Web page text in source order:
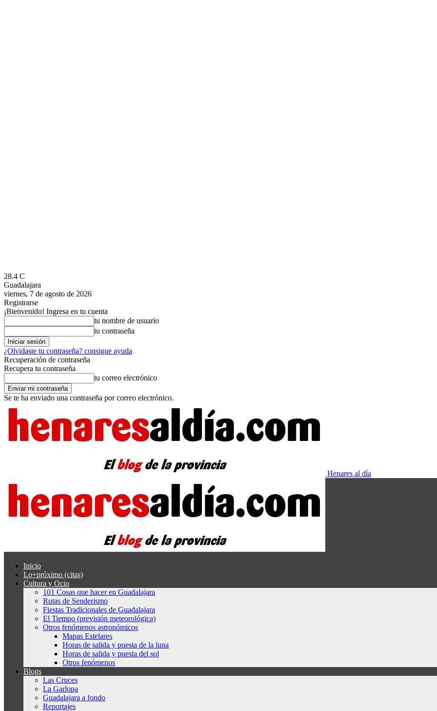
28.4 C
Guadalajara
viernes, 7 de agosto de 2026
Registrarse
¡Bienvenido! Ingresa en tu cuenta
tu nombre de usuario
tu contraseña
¿Olvidaste tu contraseña? consigue ayuda
Recuperación de contraseña
Recupera tu contraseña
tu correo electrónico
Se te ha enviado una contraseña por correo electrónico.
Henares al día
Inicio
Lo+próximo (citas)
Cultura y Ocio
101 Cosas que hacer en Guadalajara
Rutas de Senderismo
Fiestas Tradicionales de Guadalajara
El Tiempo (previsión meteorológica)
Otros fenómenos astronómicos
Mapas Estelares
Horas de salida y puesta de la luna
Horas de salida y puesta del sol
Otros fenómenos
Blogs
Las Cruces
La Garlopa
Guadalajara a fondo
Reportajes